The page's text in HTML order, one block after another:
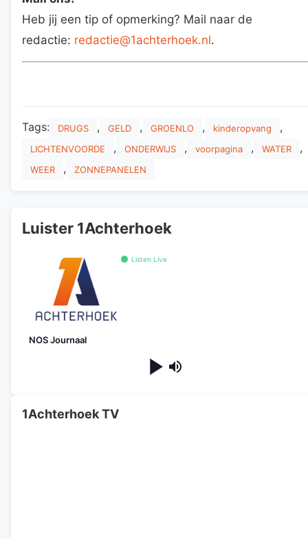
Heb jij een tip of opmerking? Mail naar de
redactie: redactie@1achterhoek.nl.
Tags: DRUGS , GELD , GROENLO , kinderopvang ,
LICHTENVOORDE , ONDERWIJS , voorpagina , WATER ,
WEER , ZONNEPANELEN
Luister 1Achterhoek
Listen Live
NOS Journaal
1Achterhoek TV